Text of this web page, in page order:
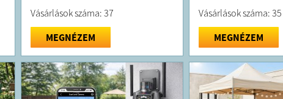
Vásárlások száma: 37
MEGNÉZEM
Vásárlások száma: 35
MEGNÉZEM